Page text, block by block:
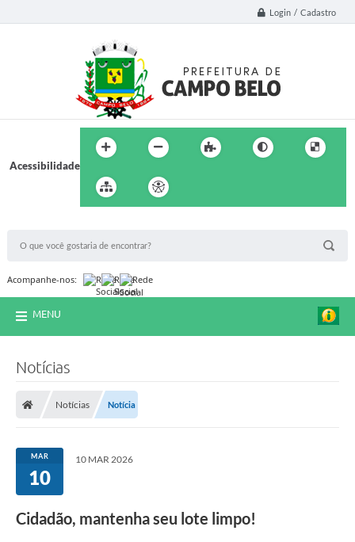
Login / Cadastro
Acessibilidade
Acompanhe-nos:
MENU
Notícias
Notícias Notícia
MAR
10
10 MAR 2026
Cidadão, mantenha seu lote limpo!